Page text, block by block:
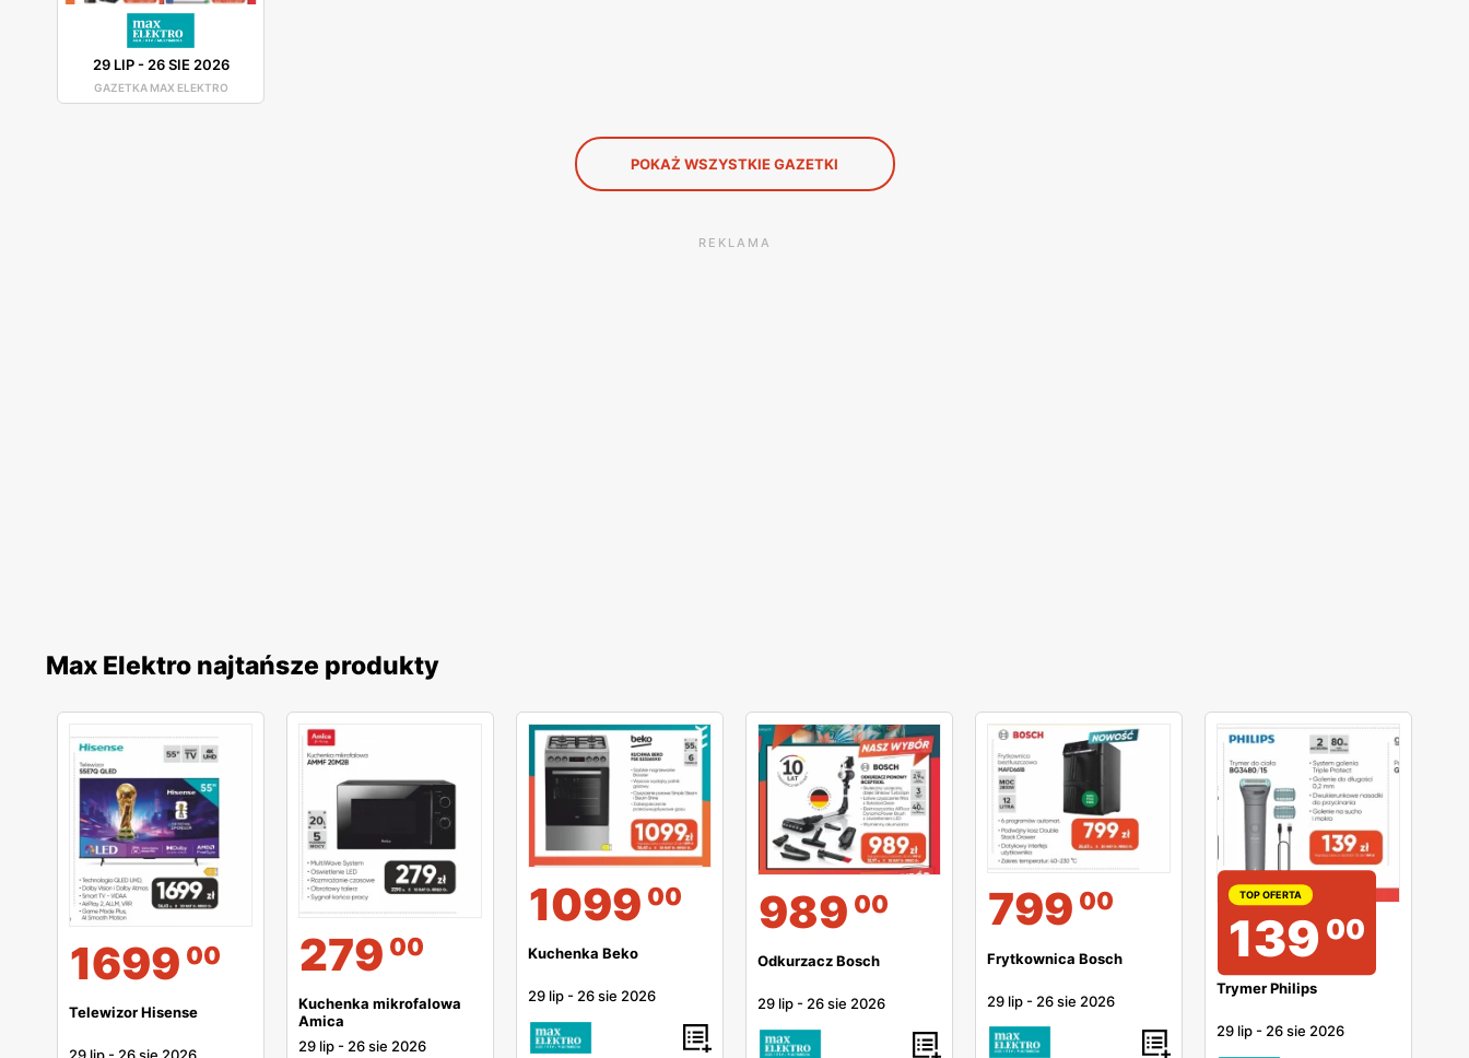
29 LIP- 26 SIE 2026
GAZETKA MAX ELEKTRO
POKAŻ WSZYSTKIE GAZETKI
REKLAMA
Max Elektro najtańsze produkty
1699 00
Telewizor Hisense
279 00
Kuchenka mikrofalowa
Amica
29 lip - 26 sie 2026
1099 00
Kuchenka Beko
29 lip - 26 sie 2026
989 00
Odkurzacz Bosch
29 lip - 26 sie 2026
799 00
Frytkownica Bosch
29 lip - 26 sie 2026
TOP OFERTA
139 00
Trymer Philips
29 lip - 26 sie 2026